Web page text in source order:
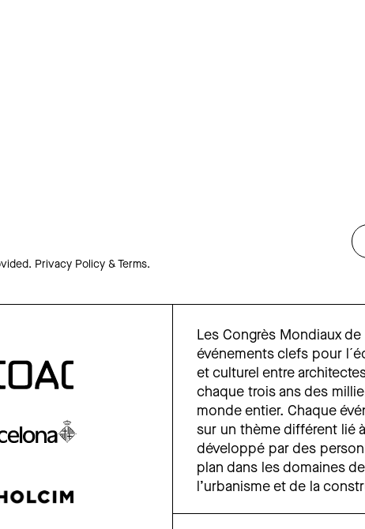
Privacy Policy & Terms.
Les Congrès Mondiaux
événements clefs pour
et culturel entre
chaque trois ans des
monde entier. Chaque
sur un thème différent lié
développé par des
plan dans les domaines
l’urbanisme et de la